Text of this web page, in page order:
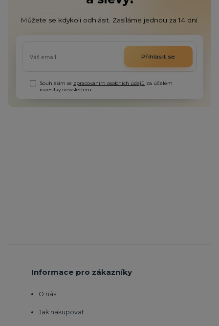
Můžete se kdykoli odhlásit. Zasíláme jednou za 14 dní.
Přihlásit se
Souhlasím se zpracováním osobních údajů za účelem
rozesílky newsletteru.
Informace pro zákazníky
O nás
Jak nakupovat